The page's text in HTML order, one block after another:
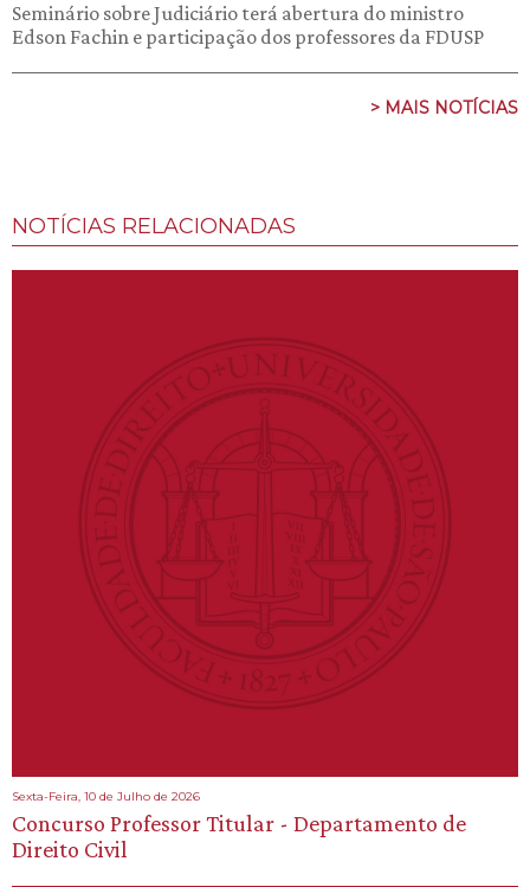
Seminário sobre Judiciário terá abertura do ministro
Edson Fachin e participação dos professores da FDUSP
> MAIS NOTÍCIAS
NOTÍCIAS RELACIONADAS
Sexta-Feira, 10 de Julho de 2026
Concurso Professor Titular - Departamento de
Direito Civil